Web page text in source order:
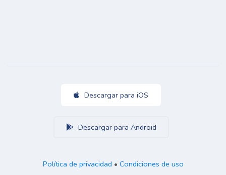
Descargar para iOS
Descargar para Android
Política de privacidad • Condiciones de uso